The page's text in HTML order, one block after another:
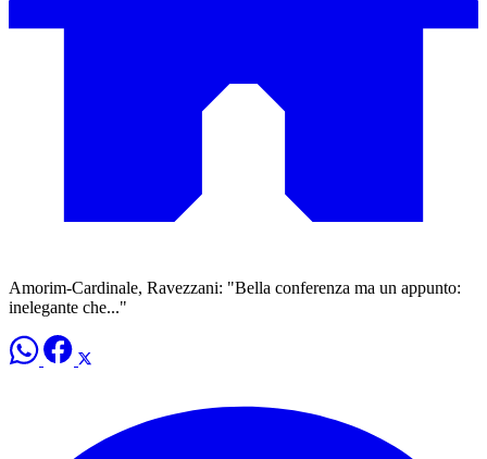
Amorim-Cardinale, Ravezzani: "Bella conferenza ma un appunto:
inelegante che..."